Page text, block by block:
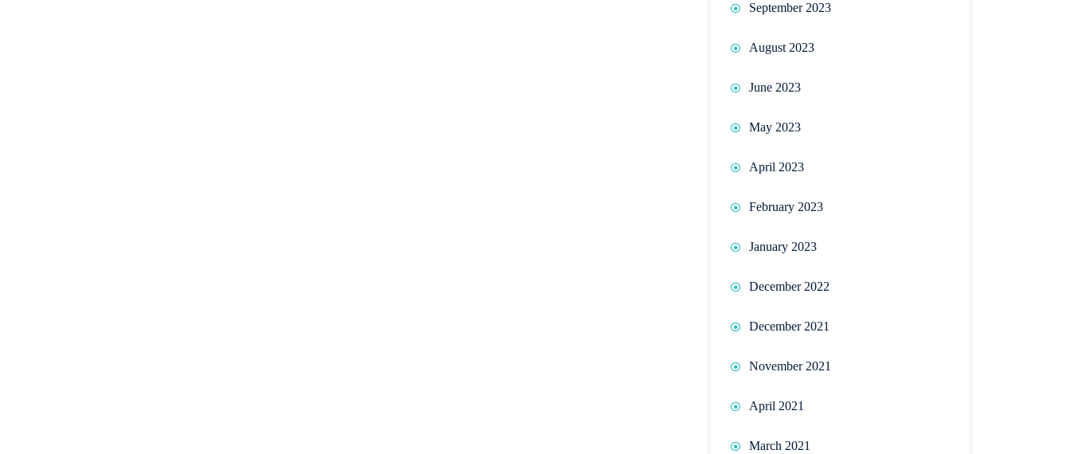
September 2023
August 2023
June 2023
May 2023
April 2023
February 2023
January 2023
December 2022
December 2021
November 2021
April 2021
March 2021